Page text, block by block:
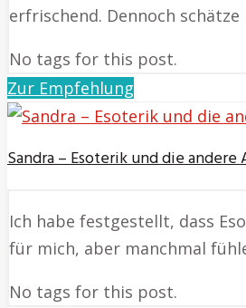
erfrischend. Dennoch
No tags for this post.
Zur Empfehlung
Sandra – Esoterik und die
Ich habe festgestellt, dass
für mich, aber manchmal
No tags for this post.